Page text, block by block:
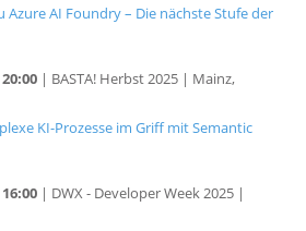
Azure AI Foundry – Die nächste Stufe der
| BASTA! Herbst 2025 | Mainz,
KI-Prozesse im Griff mit Semantic
| DWX - Developer Week 2025 |